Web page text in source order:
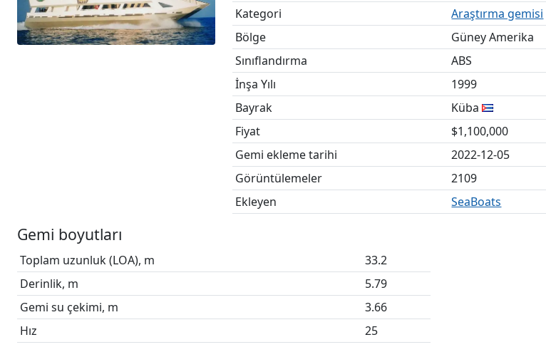
Kategori
Araştırma gemisi
Bölge
Güney Amerika
Sınıflandırma
ABS
İnşa Yılı
1999
Bayrak
Küba
Fiyat
$1,100,000
Gemi ekleme tarihi
2022-12-05
Görüntülemeler
2109
Ekleyen
SeaBoats
Gemi boyutları
Toplam uzunluk (LOA), m
33.2
Derinlik, m
5.79
Gemi su çekimi, m
3.66
Hız
25